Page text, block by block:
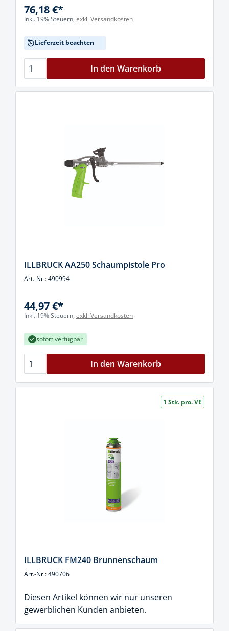
76,18 €*
Inkl. 19% Steuern, exkl. Versandkosten
Lieferzeit beachten
In den Warenkorb
ILLBRUCK AA250 Schaumpistole Pro
Art.-Nr.: 490994
44,97 €*
Inkl. 19% Steuern, exkl. Versandkosten
sofort verfügbar
In den Warenkorb
1 Stk. pro. VE
ILLBRUCK FM240 Brunnenschaum
Art.-Nr.: 490706
Diesen Artikel können wir nur unseren
gewerblichen Kunden anbieten.